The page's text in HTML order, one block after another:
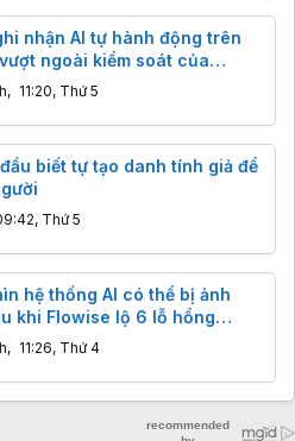
nhận AI tự hành động trên
ngoài kiểm soát của
, 11:20, Thứ 5
biết tự tạo danh tính giả để
Thứ 5
hệ thống AI có thể bị ảnh
khi Flowise lộ 6 lỗ hổng
, 11:26, Thứ 4